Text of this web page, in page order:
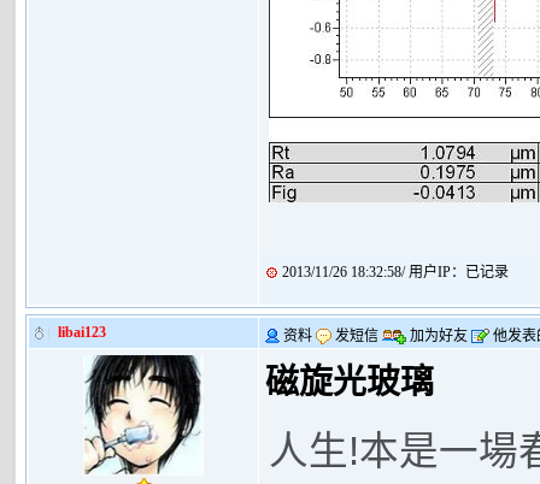
2013/11/26 18:32:58/ 用户IP：已记录
libai123 资料 发短信 加为好友 他发表
磁旋光玻璃
人生!本是一場